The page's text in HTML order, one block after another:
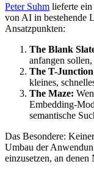
Peter Suhm lieferte
von AI in bestehende
Ansatzpunkten:
The Blank
anfangen
The T-
kleines,
The Maze:
Embedding-
semantische
Das Besondere:
Umbau der
einzusetzen, an denen